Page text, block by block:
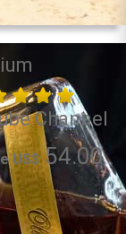
US$54.00